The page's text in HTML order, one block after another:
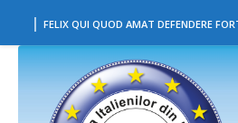
Salta al contenuto
| FELIX QUI QUOD AMAT DEFENDERE